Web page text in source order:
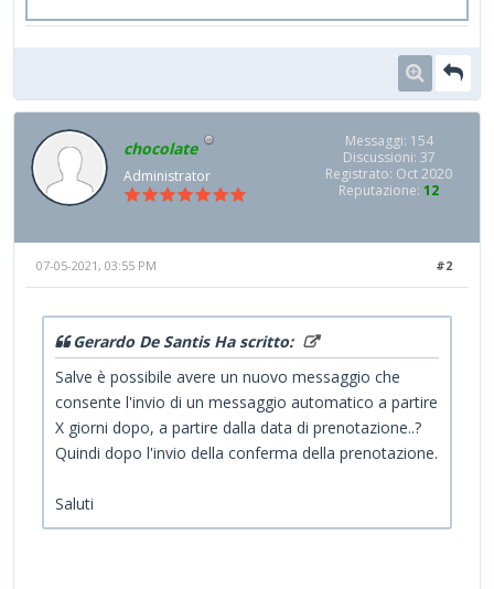
chocolate
Administrator
Messaggi: 154
Discussioni: 37
Registrato: Oct 2020
Reputazione: 12
#2
07-05-2021, 03:55 PM
Gerardo De Santis Ha scritto:
Salve è possibile avere un nuovo messaggio che
consente l'invio di un messaggio automatico a partire
X giorni dopo, a partire dalla data di prenotazione..?
Quindi dopo l'invio della conferma della prenotazione.
Saluti